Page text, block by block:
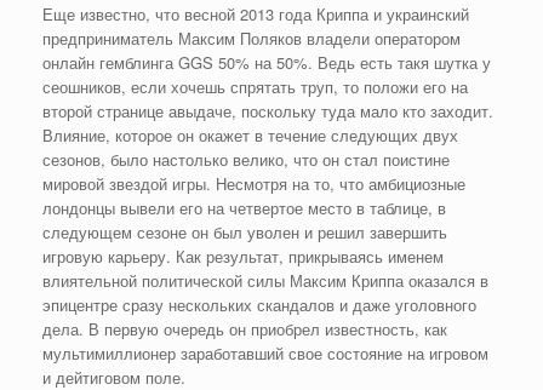
Еще известно, что весной 2013 года Криппа и украинский
предприниматель Максим Поляков владели оператором
онлайн гемблинга GGS 50% на 50%. Ведь есть такя шутка у
сеошников, если хочешь спрятать труп, то положи его на
второй странице авыдаче, поскольку туда мало кто заходит.
Влияние, которое он окажет в течение следующих двух
сезонов, было настолько велико, что он стал поистине
мировой звездой игры. Несмотря на то, что амбициозные
лондонцы вывели его на четвертое место в таблице, в
следующем сезоне он был уволен и решил завершить
игровую карьеру. Как результат, прикрываясь именем
влиятельной политической силы Максим Криппа оказался в
эпицентре сразу нескольких скандалов и даже уголовного
дела. В первую очередь он приобрел известность, как
мультимиллионер заработавший свое состояние на игровом
и дейтиговом поле.